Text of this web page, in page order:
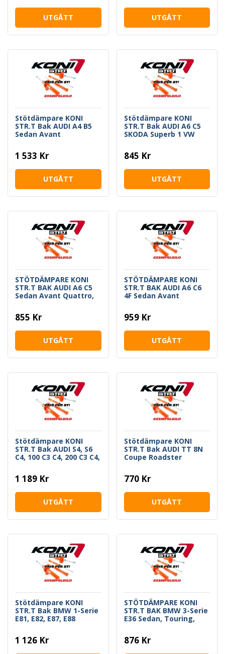
UTGÅTT UTGÅTT
Stötdämpare KONI
STR.T Bak AUDI A4 B5
Sedan Avant
1 533 Kr
UTGÅTT
Stötdämpare KONI
STR.T Bak AUDI A6 C5
SKODA Superb 1 VW
845 Kr
UTGÅTT
STÖTDÄMPARE KONI
STR.T BAK AUDI A6 C5
Sedan Avant Quattro,
Motion
855 Kr
UTGÅTT
STÖTDÄMPARE KONI
STR.T BAK AUDI A6 C6
4F Sedan Avant
959 Kr
UTGÅTT
Stötdämpare KONI
STR.T Bak AUDI S4, S6
C4, 100 C3 C4, 200 C3 C4,
1 189 Kr
UTGÅTT
Stötdämpare KONI
STR.T Bak AUDI TT 8N
Coupe Roadster
770 Kr
UTGÅTT
Stötdämpare KONI
STR.T Bak BMW 1-Serie
E81, E82, E87, E88
1 126 Kr
STÖTDÄMPARE KONI
STR.T BAK BMW 3-Serie
E36 Sedan, Touring,
876 Kr